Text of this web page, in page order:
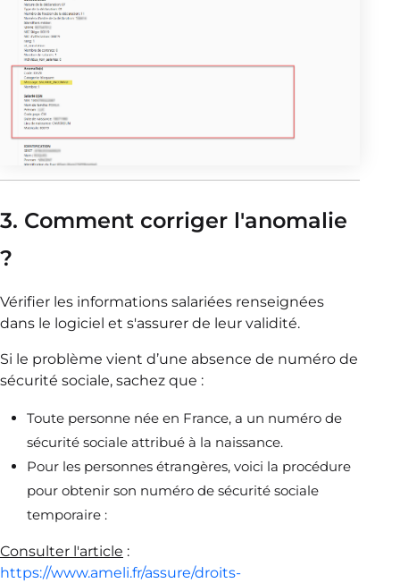
3. Comment corriger l'anomalie
?
Vérifier les informations salariées renseignées
dans le logiciel et s'assurer de leur validité.
Si le problème vient d’une absence de numéro de
sécurité sociale, sachez que :
Toute personne née en France, a un numéro de
sécurité sociale attribué à la naissance.
Pour les personnes étrangères, voici la procédure
pour obtenir son numéro de sécurité sociale
temporaire :
Consulter l'article :
https://www.ameli.fr/assure/droits-